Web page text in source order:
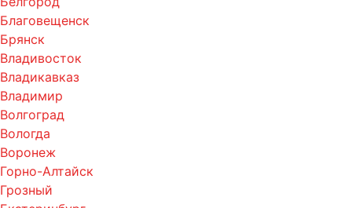
Благовещенск
Брянск
Владивосток
Владикавказ
Владимир
Волгоград
Вологда
Воронеж
Горно-Алтайск
Грозный